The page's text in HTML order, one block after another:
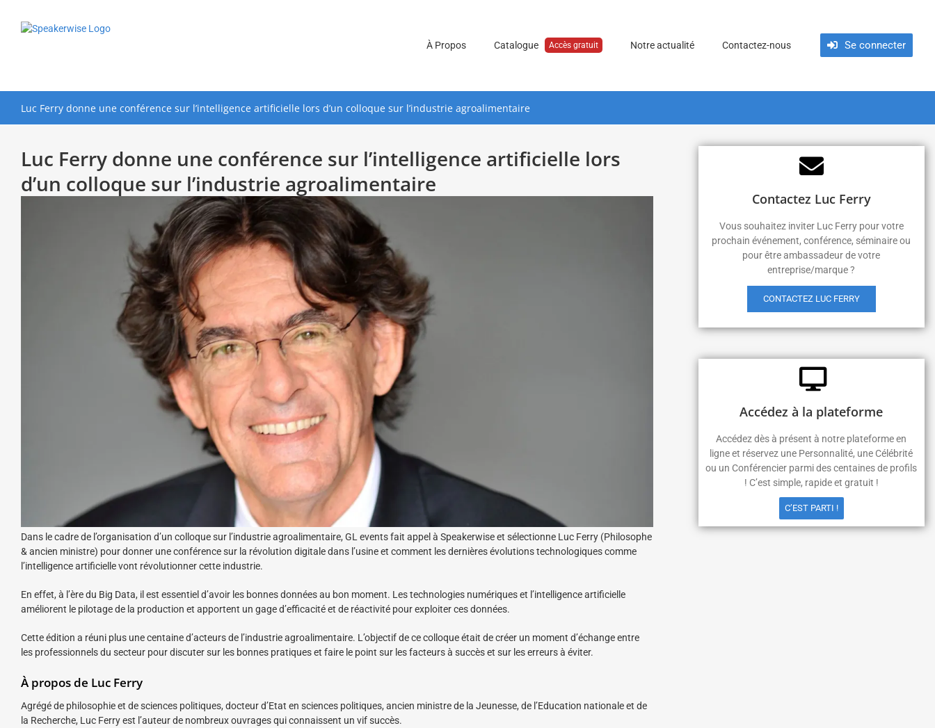
contenu
À Propos
Catalogue Accès gratuit Notre actualité Contactez-nous Se connecter
Luc Ferry donne une conférence sur l’intelligence artificielle lors d’un colloque sur l’industrie agroalimentaire
Luc Ferry donne une conférence sur l’intelligence artificielle lors
d’un colloque sur l’industrie agroalimentaire
Dans le cadre de l’organisation d’un colloque sur l’industrie agroalimentaire, GL events fait appel à Speakerwise et sélectionne Luc Ferry (Philosophe
& ancien ministre) pour donner une conférence sur la révolution digitale dans l’usine et comment les dernières évolutions technologiques comme
l’intelligence artificielle vont révolutionner cette industrie.
En effet, à l’ère du Big Data, il est essentiel d’avoir les bonnes données au bon moment. Les technologies numériques et l’intelligence artificielle
améliorent le pilotage de la production et apportent un gage d’efficacité et de réactivité pour exploiter ces données.
Cette édition a réuni plus une centaine d’acteurs de l’industrie agroalimentaire. L’objectif de ce colloque était de créer un moment d’échange entre
les professionnels du secteur pour discuter sur les bonnes pratiques et faire le point sur les facteurs à succès et sur les erreurs à éviter.
À propos de Luc Ferry
Agrégé de philosophie et de sciences politiques, docteur d’Etat en sciences politiques, ancien ministre de la Jeunesse, de l’Education nationale et de
la Recherche, Luc Ferry est l’auteur de nombreux ouvrages qui connaissent un vif succès.
Contactez Luc Ferry
Vous souhaitez inviter Luc Ferry pour votre
prochain événement, conférence, séminaire ou
pour être ambassadeur de votre
entreprise/marque ?
CONTACTEZ LUC FERRY
Accédez à la plateforme
Accédez dès à présent à notre plateforme en
ligne et réservez une Personnalité, une Célébrité
ou un Conférencier parmi des centaines de profils
! C’est simple, rapide et gratuit !
C’EST PARTI !